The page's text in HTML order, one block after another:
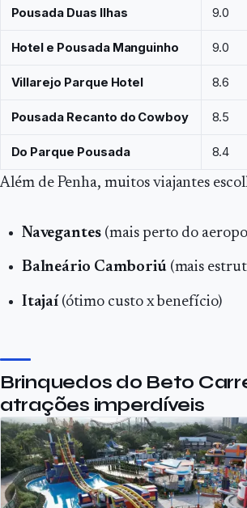
Pousada Duas Ilhas 9.0
Hotel e Pousada Manguinho 9.0
Villarejo Parque Hotel 8.6
Pousada Recanto do Cowboy 8.5
Do Parque Pousada 8.4
Além de Penha, muitos viajantes
Navegantes (mais perto do
Balneário Camboriú (mais
Itajaí (ótimo custo x benefício)
Brinquedos do Beto
atrações imperdíveis